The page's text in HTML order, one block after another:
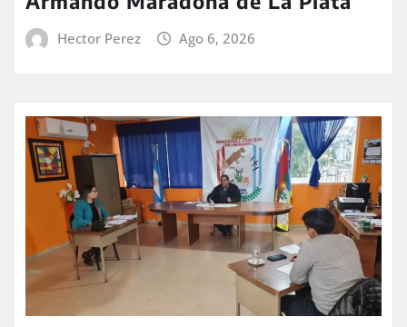
Hector Perez Ago 6, 2026